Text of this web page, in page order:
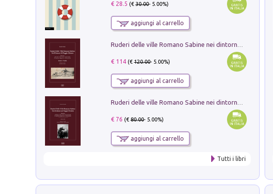
€ 28.5 (€30.00- 5.00%)
aggiungi al carrello
€ 114(€120.00- 5.00%)
aggiungi al carrello
€ 76 (€80.00- 5.00%)
aggiungi al carrello
Tutti i libri